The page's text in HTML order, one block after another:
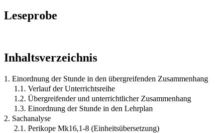
Leseprobe
Inhaltsverzeichnis
1. Einordnung der Stunde in den übergreifenden Zusammenhang
1.1. Verlauf der Unterrichtsreihe
1.2. Übergreifender und unterrichtlicher Zusammenhang
1.3. Einordnung der Stunde in den Lehrplan
2. Sachanalyse
2.1. Perikope Mk16,1-8 (Einheitsübersetzung)